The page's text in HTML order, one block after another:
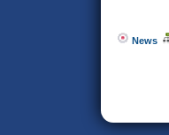
News